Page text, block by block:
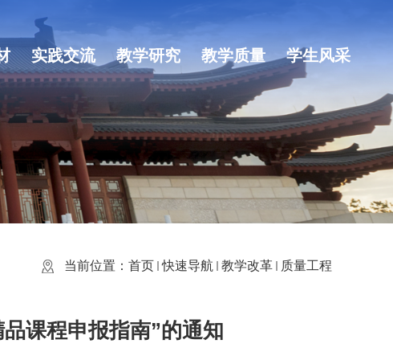
实践交流 教学研究 教学质量 学生风采
当前位置： 首页 快速导航 教学改革 质量工程
课程申报指南”的通知